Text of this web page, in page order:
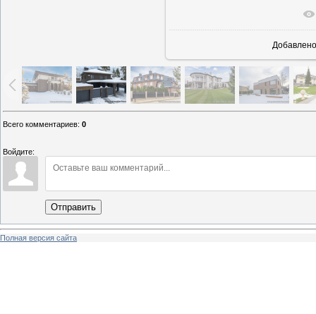
В
Добавлено
Всего комментариев: 0
Войдите:
Отправить
Полная версия сайта